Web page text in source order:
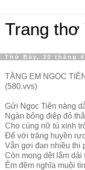
Trang thơ
Thứ Bảy, 30 tháng
TẶNG EM NGỌC TIÊN
(580.vvs)
Gửi Ngọc Tiên nàng
Ngàn bông điệp đỏ
Cho cùng nữ tú xinh
Để với trăng huyền
Vẫn gợi đan nhiều thi
Còn mong dệt lắm dải
Êm đềm nghĩa muội